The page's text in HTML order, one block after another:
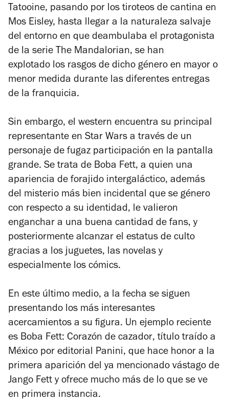
Tatooine, pasando por los tiroteos de cantina en
Mos Eisley, hasta llegar a la naturaleza salvaje
del entorno en que deambulaba el protagonista
de la serie The Mandalorian, se han
explotado los rasgos de dicho género en mayor o
menor medida durante las diferentes entregas
de la franquicia.
Sin embargo, el western encuentra su principal
representante en Star Wars a través de un
personaje de fugaz participación en la pantalla
grande. Se trata de Boba Fett, a quien una
apariencia de forajido intergaláctico, además
del misterio más bien incidental que se género
con respecto a su identidad, le valieron
enganchar a una buena cantidad de fans, y
posteriormente alcanzar el estatus de culto
gracias a los juguetes, las novelas y
especialmente los cómics.
En este último medio, a la fecha se siguen
presentando los más interesantes
acercamientos a su figura. Un ejemplo reciente
es Boba Fett: Corazón de cazador, título traído a
México por editorial Panini, que hace honor a la
primera aparición del ya mencionado vástago de
Jango Fett y ofrece mucho más de lo que se ve
en primera instancia.